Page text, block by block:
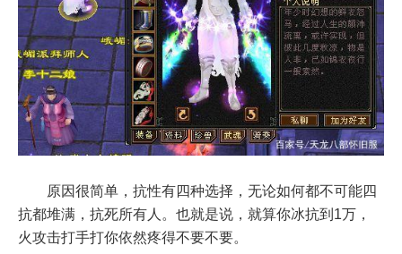
原因很简单，抗性有四种选择，无论如何都不可能四
抗都堆满，抗死所有人。也就是说，就算你冰抗到1万，
火攻击打手打你依然疼得不要不要。